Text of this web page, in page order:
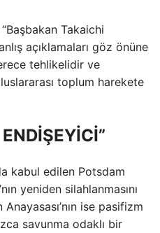
Takaichi
açıklamaları göz önüne
tehlikelidir ve
toplum harekete
kabul edilen Potsdam
yeniden silahlanmasını
Anayasası’nın ise pasifizm
savunma odaklı bir